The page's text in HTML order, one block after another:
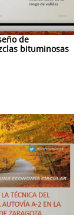
de
bituminosas